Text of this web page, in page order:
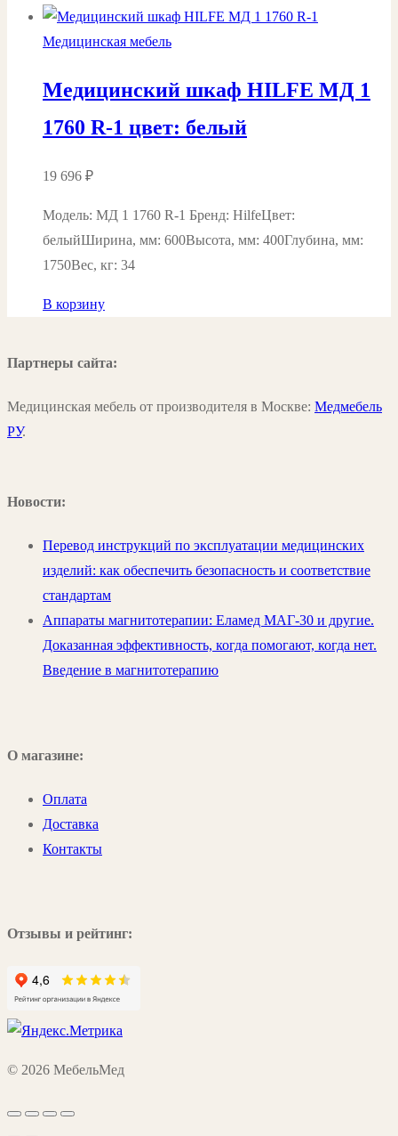
Медицинская мебель
Медицинский шкаф HILFE МД 1
1760 R-1 цвет: белый
19 696 ₽
Модель: МД 1 1760 R-1 Бренд: HilfeЦвет:
белыйШирина, мм: 600Высота, мм: 400Глубина, мм:
1750Вес, кг: 34
В корзину
Партнеры сайта:
Медицинская мебель от производителя в Москве: Медмебель
РУ.
Новости:
Перевод инструкций по эксплуатации медицинских
изделий: как обеспечить безопасность и соответствие
стандартам
Аппараты магнитотерапии: Еламед МАГ-30 и другие.
Доказанная эффективность, когда помогают, когда нет.
Введение в магнитотерапию
О магазине:
Оплата
Доставка
Контакты
Отзывы и рейтинг:
© 2026 МебельМед